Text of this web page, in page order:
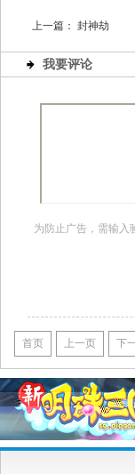
上一篇： 封神劫
我要评论
为防止广告，需输入
首页 上一页 下